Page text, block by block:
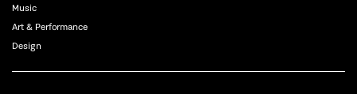
Music
Art & Performance
Design